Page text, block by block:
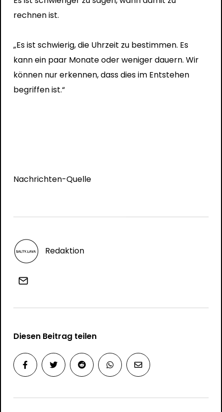
rechnen ist.
„Es ist schwierig, die Uhrzeit zu bestimmen. Es
kann ein paar Monate oder weniger dauern. Wir
können nur erkennen, dass dies im Entstehen
begriffen ist.“
Nachrichten-Quelle
Redaktion
Diesen Beitrag teilen